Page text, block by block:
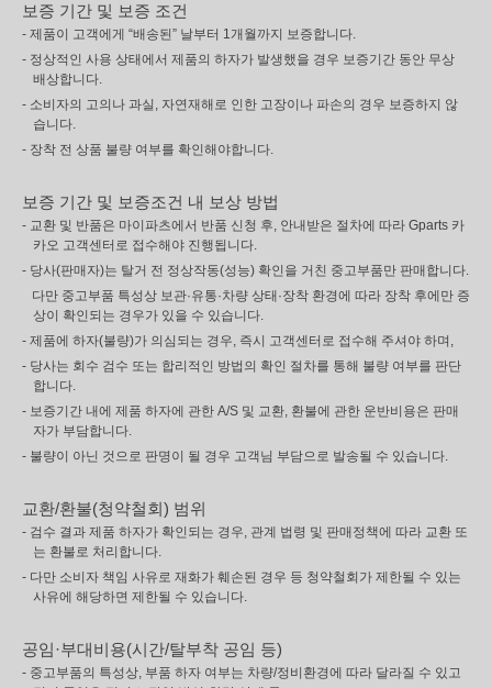
보증 기간 및 보증 조건
- 제품이 고객에게 “배송된” 날부터 1개월까지 보증합니다.
- 정상적인 사용 상태에서 제품의 하자가 발생했을 경우 보증기간 동안 무상
배상합니다.
- 소비자의 고의나 과실, 자연재해로 인한 고장이나 파손의 경우 보증하지 않
습니다.
- 장착 전 상품 불량 여부를 확인해야합니다.
보증 기간 및 보증조건 내 보상 방법
- 교환 및 반품은 마이파츠에서 반품 신청 후, 안내받은 절차에 따라 Gparts 카
카오 고객센터로 접수해야 진행됩니다.
- 당사(판매자)는 탈거 전 정상작동(성능) 확인을 거친 중고부품만 판매합니다.
다만 중고부품 특성상 보관·유통·차량 상태·장착 환경에 따라 장착 후에만 증
상이 확인되는 경우가 있을 수 있습니다.
- 제품에 하자(불량)가 의심되는 경우, 즉시 고객센터로 접수해 주셔야 하며,
- 당사는 회수 검수 또는 합리적인 방법의 확인 절차를 통해 불량 여부를 판단
합니다.
- 보증기간 내에 제품 하자에 관한 A/S 및 교환, 환불에 관한 운반비용은 판매
자가 부담합니다.
- 불량이 아닌 것으로 판명이 될 경우 고객님 부담으로 발송될 수 있습니다.
교환/환불(청약철회) 범위
- 검수 결과 제품 하자가 확인되는 경우, 관계 법령 및 판매정책에 따라 교환 또
는 환불로 처리합니다.
- 다만 소비자 책임 사유로 재화가 훼손된 경우 등 청약철회가 제한될 수 있는
사유에 해당하면 제한될 수 있습니다.
공임·부대비용(시간/탈부착 공임 등)
- 중고부품의 특성상, 부품 하자 여부는 차량/정비환경에 따라 달라질 수 있고